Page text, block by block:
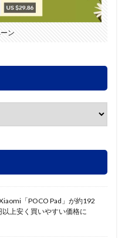
ン
「POCO Pad」が約192
上安く買いやすい価格に